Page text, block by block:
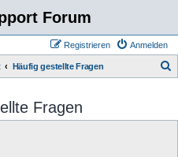
Forum
Anmelden
Registrieren
Häufig gestellte Fragen
h
Fragen